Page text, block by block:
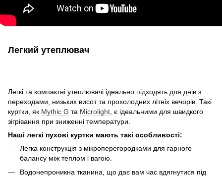
Легкий утеплювач
Легкі та компактні утеплювачі ідеально підходять для днів з
переходами, низьких висот та прохолодних літніх вечорів. Такі
куртки, як Mythic G та Microlight , є ідеальними для швидкого
зігрівання при зниженні температури.
Наші легкі пухові куртки мають такі особливості:
Легка конструкція з мікроперегородками для гарного
балансу між теплом і вагою.
Водонепроникна тканина, що дає вам час вдягнутися під